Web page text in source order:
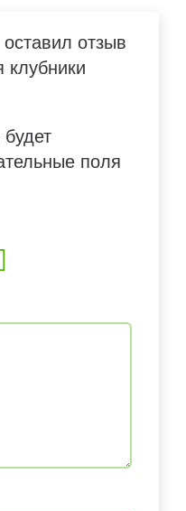
отзыв
клубники
поля